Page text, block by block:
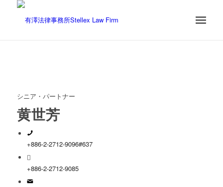
シニア・パートナー
黄世芳
+886-2-2712-9096#637
+886-2-2712-9085